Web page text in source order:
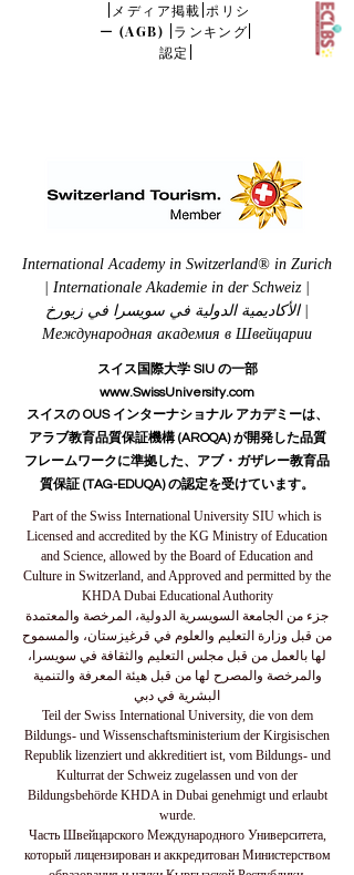
メディア掲載 ポリシ
ー (AGB)
ランキング
認定
International Academy in Switzerland® in Zurich
| Internationale Akademie in der Schweiz |
الأكاديمية الدولية في سويسرا في زيورخ |
Международная академия в Швейцарии
スイス国際大学 SIU の一部
www.SwissUniversity.com
スイスの OUS インターナショナル アカデミーは、
アラブ教育品質保証機構 (AROQA) が開発した品質
フレームワークに準拠した、アブ・ガザレー教育品
質保証 (TAG-EDUQA) の認定を受けています。
Part of the Swiss International University SIU which is
Licensed and accredited by the KG Ministry of Education
and Science, allowed by the Board of Education and
Culture in Switzerland, and Approved and permitted by the
KHDA Dubai Educational Authority
جزء من الجامعة السويسرية الدولية، المرخصة والمعتمدة
من قبل وزارة التعليم والعلوم في قرغيزستان، والمسموح
لها بالعمل من قبل مجلس التعليم والثقافة في سويسرا،
والمرخصة والمصرح لها من قبل هيئة المعرفة والتنمية
البشرية في دبي
Teil der Swiss International University, die von dem
Bildungs- und Wissenschaftsministerium der Kirgisischen
Republik lizenziert und akkreditiert ist, vom Bildungs- und
Kulturrat der Schweiz zugelassen und von der
Bildungsbehörde KHDA in Dubai genehmigt und erlaubt
wurde.
Часть Швейцарского Международного Университета,
который лицензирован и аккредитован Министерством